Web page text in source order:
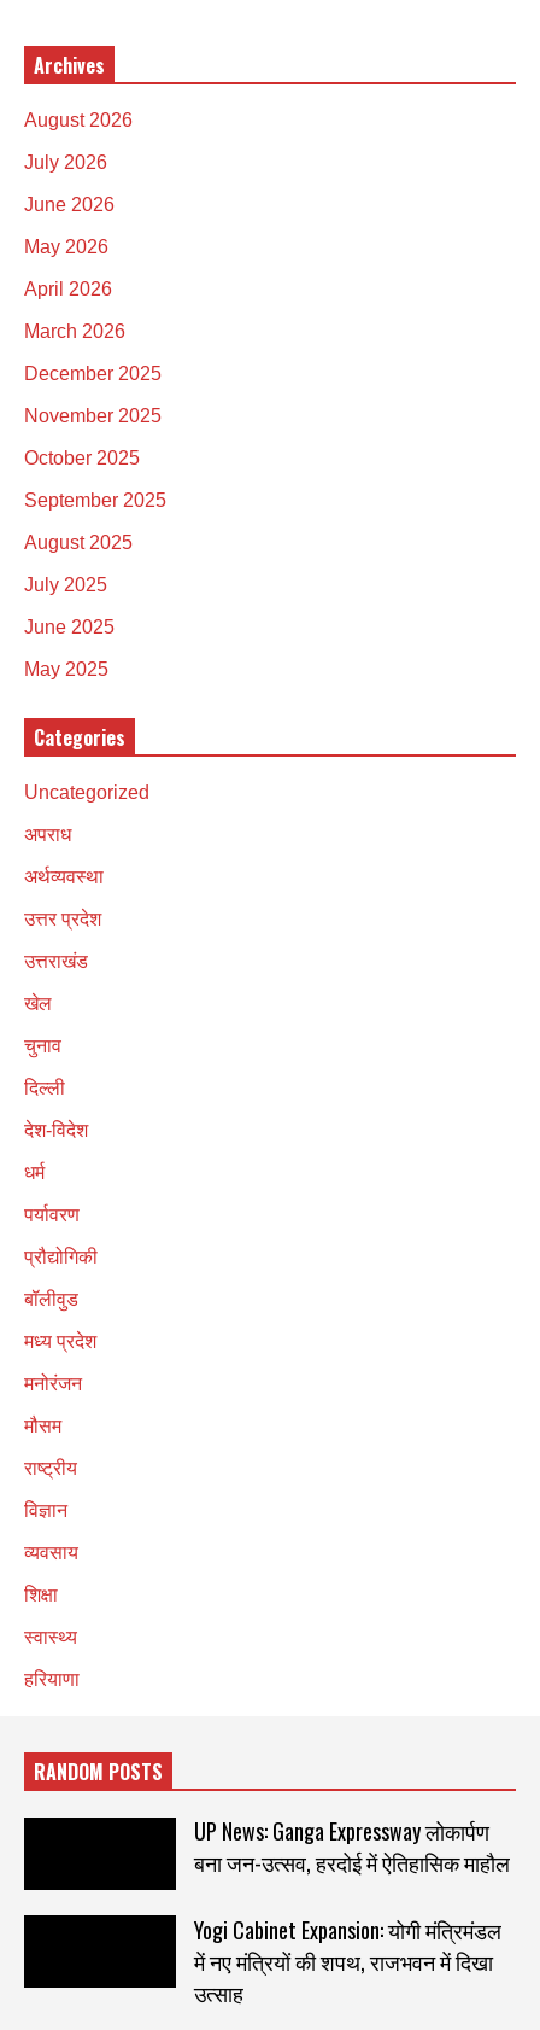
Archives
August 2026
July 2026
June 2026
May 2026
April 2026
March 2026
December 2025
November 2025
October 2025
September 2025
August 2025
July 2025
June 2025
May 2025
Categories
Uncategorized
अपराध
अर्थव्यवस्था
उत्तर प्रदेश
उत्तराखंड
खेल
चुनाव
दिल्ली
देश-विदेश
धर्म
पर्यावरण
प्रौद्योगिकी
बॉलीवुड
मध्य प्रदेश
मनोरंजन
मौसम
राष्ट्रीय
विज्ञान
व्यवसाय
शिक्षा
स्वास्थ्य
हरियाणा
RANDOM POSTS
UP News: Ganga Expressway लोकार्पण
बना जन-उत्सव, हरदोई में ऐतिहासिक माहौल
Yogi Cabinet Expansion: योगी मंत्रिमंडल
में नए मंत्रियों की शपथ, राजभवन में दिखा
उत्साह